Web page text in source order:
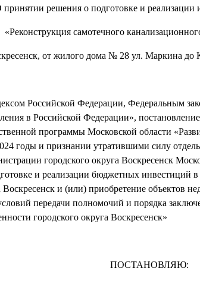
принятии решения о подготовке и реализации
«Реконструкция самотечного
от жилого дома № 28 ул. Маркина
Российской Федерации, Федеральным
в Российской Федерации»,
программы Московской области
годы и признании утратившими силу
городского округа Воскресенск
и реализации бюджетных инвестиций
Воскресенск и (или) приобретение объектов
передачи полномочий и порядка
городского округа Воскресенск»
ПОСТАНОВЛЯЮ: